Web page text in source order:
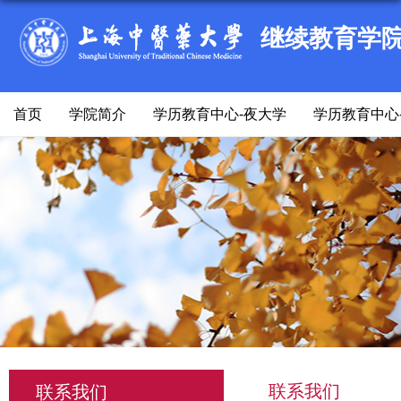
继续教育学
首页 学院简介 学历教育中心-夜大学 学历教育中
联系我们 联系我们